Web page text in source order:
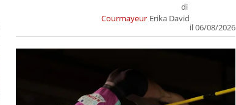
Courmayeur
di
Erika David
il 06/08/2026